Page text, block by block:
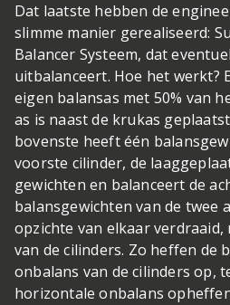
Dat laatste hebben de
slimme manier gerealiseerd:
Balancer Systeem, dat
uitbalanceert. Hoe het werkt?
eigen balansas met 50% van
as is naast de krukas
bovenste heeft één
voorste cilinder, de
gewichten en balanceert de
balansgewichten van de twee
opzichte van elkaar
van de cilinders. Zo heffen de
onbalans van de cilinders op,
horizontale onbalans